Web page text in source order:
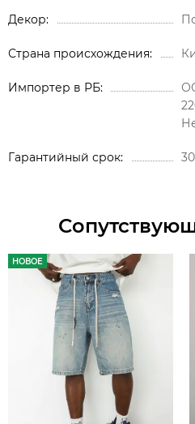
Декор
Страна происхождения
Импортер в РБ
Гарантийный срок
НОВОЕ